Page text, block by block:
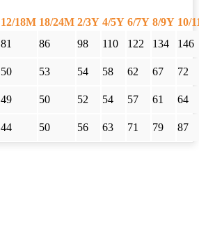
12/18M 18/24M 2/3Y 4/5Y 6/7Y 8/9Y 10/
81 86 98 110 122 134
146
50 53 54 58 62 67
72
49 50 52 54 57 61
64
44 50 56 63 71 79 87